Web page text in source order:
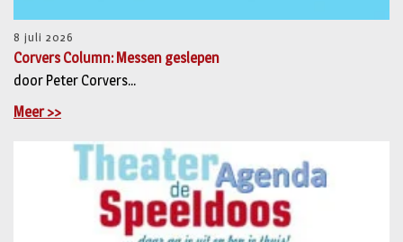
8 juli 2026
Corvers Column: Messen geslepen
door Peter Corvers...
Meer >>